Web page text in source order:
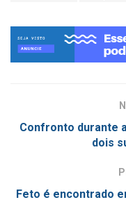
Confronto durante
dois
Feto é encontrado